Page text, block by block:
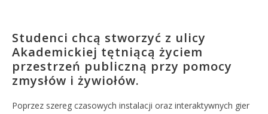
Studenci chcą stworzyć z ulicy
Akademickiej tętniącą życiem
przestrzeń publiczną przy pomocy
zmysłów i żywiołów.
Poprzez szereg czasowych instalacji oraz interaktywnych gier